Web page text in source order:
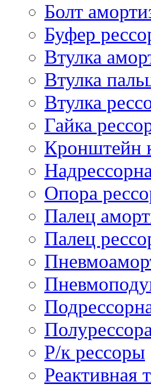
Болт
Буфер
Втулка
Втулка
Втулка
Гайка
Кронштейн
Опора
Палец
Палец
Р/к рессоры
Реактивная